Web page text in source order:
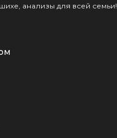
анализы для всей семьи!